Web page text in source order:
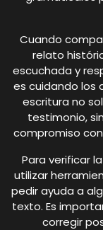
Cuando
relato
escuchada y
es cuidando los
escritura no
testimonio,
compromiso
Para verificar
utilizar
pedir ayuda a
texto. Es
corregir